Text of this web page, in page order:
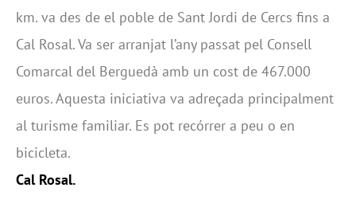
km. va des de el poble de Sant Jordi de Cercs fins a
Cal Rosal. Va ser arranjat l’any passat pel Consell
Comarcal del Berguedà amb un cost de 467.000
euros. Aquesta iniciativa va adreçada principalment
al turisme familiar. Es pot recórrer a peu o en
bicicleta.
Cal Rosal.